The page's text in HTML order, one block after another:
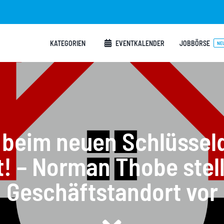
KATEGORIEN EVENTKALENDER JOBBÖRSE
neuen
– Norman Thobe
Geschäftstandort vor